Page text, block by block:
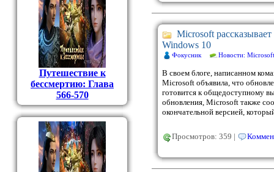
Путешествие к
бессмертию: Глава
566-570
Microsoft
Windows 10
Фокусник Новости: Microsoft
В своем блоге, написанном
Microsoft объявила, что
готовится к общедоступному
обновления, Microsoft также
окончательной версией,
Просмотров: 359 |